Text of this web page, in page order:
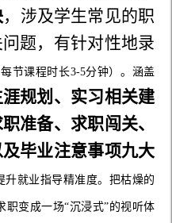
，涉及学生常见的职
题，有针对性地录
每节课程时长3-5分钟）。涵盖
规划、实习相关建
准备、求职闯关、
毕业注意事项九大
升就业指导精准度。把枯燥的
职变成一场“沉浸式”的视听体